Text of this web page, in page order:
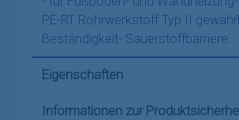
PE-RT Rohrwerkstoff Typ II
Beständigkeit- Sauerstoffbarriere…
Eigenschaften
Informationen zur